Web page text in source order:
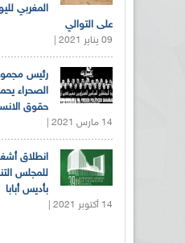
على التوالي
09 يناير 2021 |
رئيس
الصحراء
حقوق
14 مارس 2021 |
للمجلس
بأديس أبابا
14 أكتوبر 2021 |